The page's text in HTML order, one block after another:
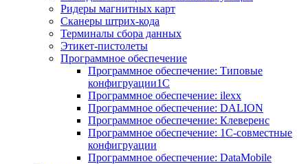
Ридеры магнитных карт
Сканеры штрих-кода
Терминалы сбора данных
Этикет-пистолеты
Программное обеспечение
Программное обеспечение: Типовые
конфигруации1С
Программное обеспечение: ilexx
Программное обеспечение: DALION
Программное обеспечение: Клеверенс
Программное обеспечение: 1С-совместные
конфигруации
Программное обеспечение: DataMobile